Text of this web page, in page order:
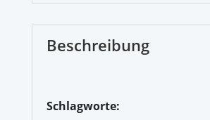
Beschreibung
Schlagworte: